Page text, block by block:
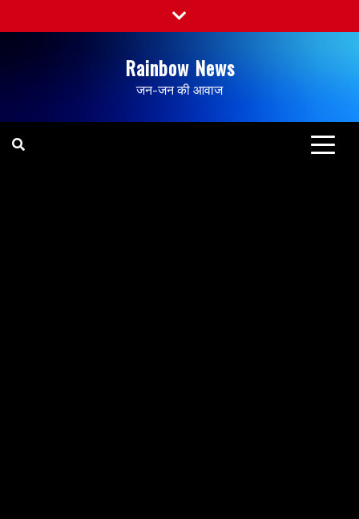
Rainbow News
जन-जन की आवाज